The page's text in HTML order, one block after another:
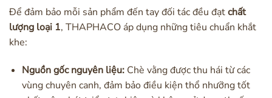
Để đảm bảo mỗi sản phẩm đến tay đối tác đều đạtchất
lượng loại 1, THAPHACO áp dụng những tiêu chuẩn khắt
khe:
Nguồn gốc nguyên liệu:Chè vằng được thu hái từ các
vùng chuyên canh, đảm bảo điều kiện thổ nhưỡng tốt